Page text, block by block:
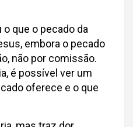
que o pecado da
embora o pecado
não por comissão.
é possível ver um
oferece e o que